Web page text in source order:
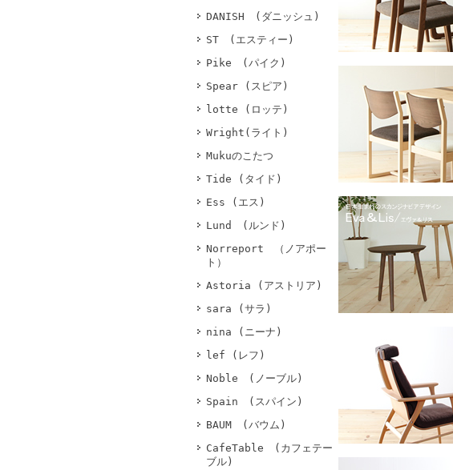
DANISH (ダニッシュ)
ST (エスティー)
Pike (パイク)
Spear (スピア)
lotte (ロッテ)
Wright(ライト)
Mukuのこたつ
Tide (タイド)
Ess (エス)
Lund (ルンド)
Norreport （ノアポー
ト）
Astoria (アストリア)
sara (サラ)
nina (ニーナ)
lef (レフ)
Noble (ノーブル)
Spain (スパイン)
BAUM (バウム)
CafeTable (カフェテー
ブル)